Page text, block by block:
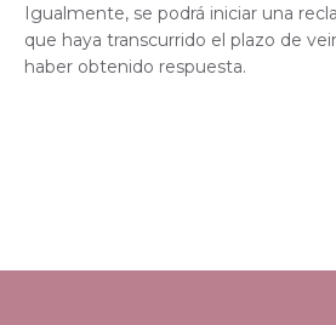
Igualmente, se podrá iniciar una
que haya transcurrido el plazo de
haber obtenido respuesta.